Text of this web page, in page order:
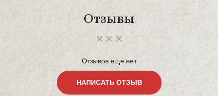
Отзывы
Отзывов еще нет
НАПИСАТЬ ОТЗЫВ